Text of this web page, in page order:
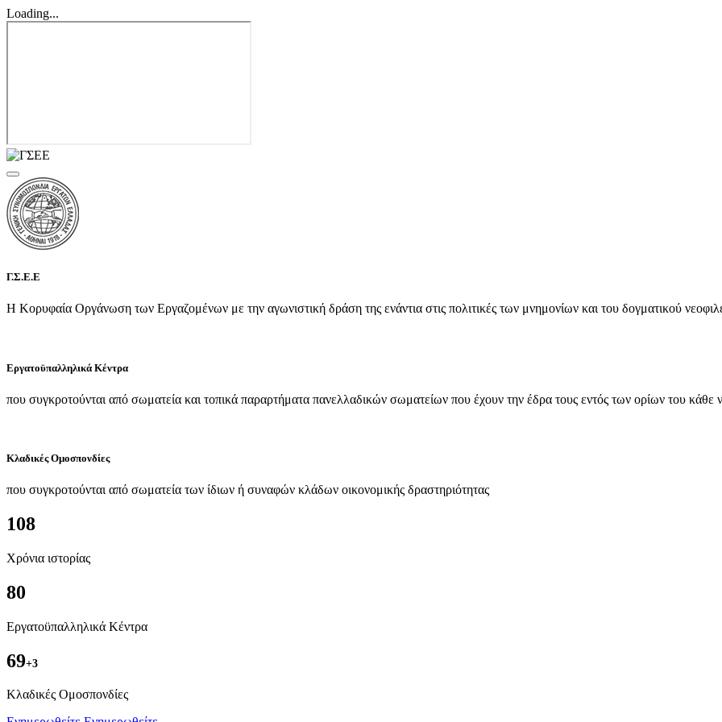
Loading...
Γ.Σ.Ε.Ε
Η Κορυφαία Οργάνωση των Εργαζομένων με την αγωνιστική δράση της ενάντια στις πολιτικές των μνημονίων και του δογματικού
Εργατοϋπαλληλικά Κέντρα
που συγκροτούνται από σωματεία και τοπικά παραρτήματα πανελλαδικών σωματείων που έχουν την έδρα τους εντός των ορίων του κάθε
Κλαδικές Ομοσπονδίες
που συγκροτούνται από σωματεία των ίδιων ή συναφών κλάδων οικονομικής δραστηριότητας
108
Χρόνια ιστορίας
80
Εργατοϋπαλληλικά Κέντρα
69+3
Kλαδικές Ομοσπονδίες